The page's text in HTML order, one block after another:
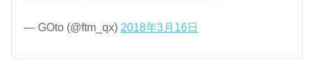
— GOto (@ftm_qx) 2018年3月16日